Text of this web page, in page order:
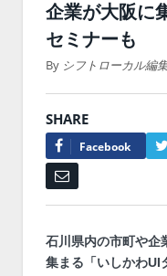
企業が大阪に
セミナーも
By シフトローカル編
SHARE
Facebook
石川県内の市町や企
集まる「いしかわUI